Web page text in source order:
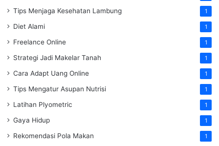
Tips Menjaga Kesehatan Lambung 1
Diet Alami 1
Freelance Online 1
Strategi Jadi Makelar Tanah 1
Cara Adapt Uang Online 1
Tips Mengatur Asupan Nutrisi 1
Latihan Plyometric 1
Gaya Hidup 1
Rekomendasi Pola Makan 1